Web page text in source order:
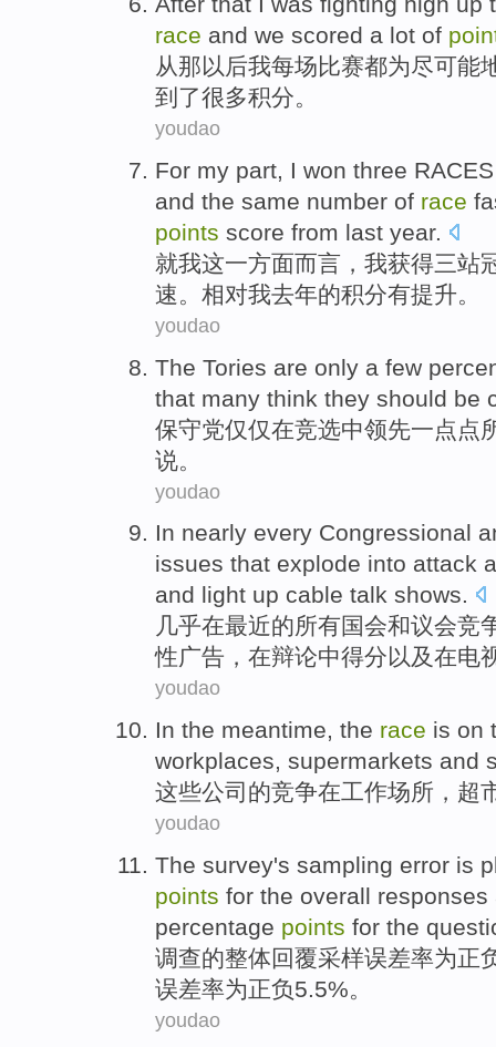
race and we scored a lot of
从那以后我每场比赛都为尽可能
到了很多积分。
youdao
For my part, I won three RACES
and the same number of race
points score from last year.
就我这一方面而言 ， 我获得三站
速。相对我去年的积分有提升。
youdao
The Tories are only a few
that many think they should be
保守党仅仅在竞选中领先一点点
说。
youdao
In nearly every Congressional
issues that explode into attack
and light up cable talk shows.
几乎在最近的所有国会和议会竞
性广告 ，在辩论中得分以及在电
youdao
In the meantime, the race is on
workplaces, supermarkets and
这些公司 的竞争在工作场所， 超
youdao
The survey's sampling error is
points for the overall responses
percentage points for the
调查的整体回覆采样误差率为正
误差率为正负5.5%。
youdao